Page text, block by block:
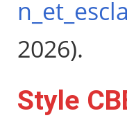
2026).
Style